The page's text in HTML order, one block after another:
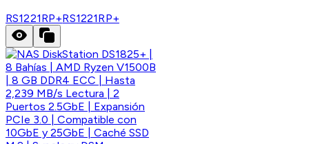
RS1221RP+RS1221RP+